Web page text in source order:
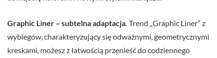
Graphic Liner – subtelna adaptacja. Trend „Graphic Liner” z
wybiegów, charakteryzujący się odważnymi, geometrycznymi
kreskami, możesz z łatwością przenieść do codziennego